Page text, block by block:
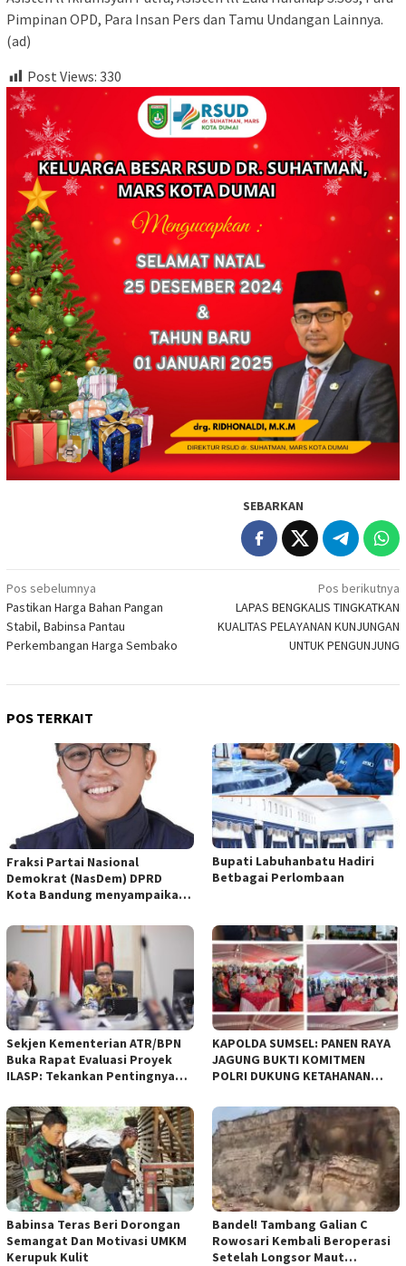
Pimpinan OPD, Para Insan Pers dan Tamu Undangan Lainnya.
(ad)
Post Views: 330
SEBARKAN
Navigasi
pos
Pos sebelumnya
Pastikan Harga Bahan Pangan
Stabil, Babinsa Pantau
Perkembangan Harga Sembako
Pos berikutnya
LAPAS BENGKALIS TINGKATKAN
KUALITAS PELAYANAN KUNJUNGAN
UNTUK PENGUNJUNG
POS TERKAIT
Fraksi Partai Nasional
Demokrat (NasDem) DPRD
Kota Bandung menyampaikan
empat Rancangan Peraturan
Daerah (Raperda) yang
diajukan Pemerintah Kota
Bandung
Bupati Labuhanbatu Hadiri
Betbagai Perlombaan
Sekjen Kementerian ATR/BPN
Buka Rapat Evaluasi Proyek
ILASP: Tekankan Pentingnya
Anggaran
KAPOLDA SUMSEL: PANEN RAYA
JAGUNG BUKTI KOMITMEN
POLRI DUKUNG KETAHANAN
Babinsa Teras Beri Dorongan
Semangat Dan Motivasi UMKM
Kerupuk Kulit
Bandel! Tambang Galian C
Rowosari Kembali Beroperasi
Setelah Longsor Maut